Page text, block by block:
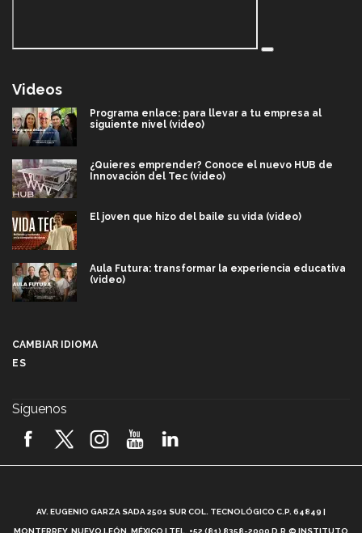
Videos
Programa enlace: para llevar a tu empresa al
siguiente nivel (video)
¿Quieres emprender? Conoce el nuevo HUB de
Innovación del Tec (video)
El joven que hizo del baile su vida (video)
Aula Futura: transformar la experiencia educativa
(video)
2026! (video)
¿Cómo es el Modelo Educativo Tec? (video)
CAMBIAR IDIOMA
ES
Síguenos
AV. EUGENIO GARZA SADA 2501 SUR COL. TECNOLÓGICO C.P. 64849 |
MONTERREY, NUEVO LEÓN, MÉXICO | TEL. +52 (81) 8358-2000 D.R.© INSTITUTO